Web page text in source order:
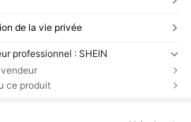
de la vie privée
professionnel : SHEIN
ce produit